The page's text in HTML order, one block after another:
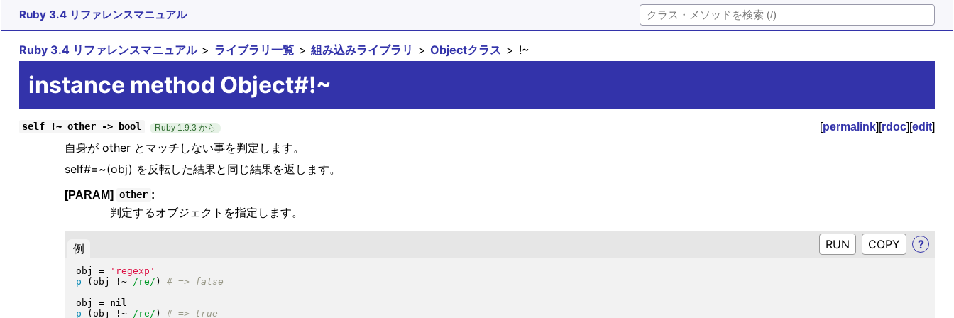
Ruby 3.4 リファレンスマニュアル
Ruby 3.4 リファレンスマニュアル ライブラリ一覧 組み込みライブラリ Objectクラス !~
instance method Object#!~
self !~ other -> bool Ruby 1.9.3 から [permalink][rdoc][edit]
自身が other とマッチしない事を判定します。
self#=~(obj) を反転した結果と同じ結果を返します。
[PARAM] other :
判定するオブジェクトを指定します。
例 RUN ?
obj =
'regexp'
p
( obj !~ /re/ )
obj =
nil
p
( obj !~ /re/ )